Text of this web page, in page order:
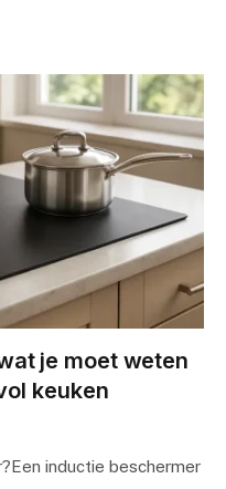
je moet weten
keuken
inductie beschermer